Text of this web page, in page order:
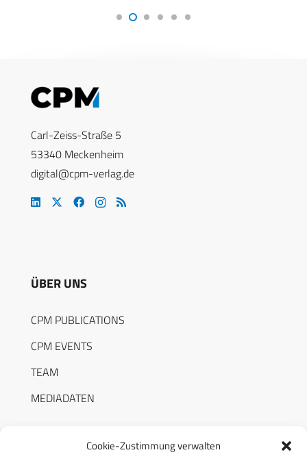
Cookie-Zustimmung verwalten
Carl-Zeiss-Straße 5
53340 Meckenheim
digital@cpm-verlag.de
ÜBER UNS
CPM PUBLICATIONS
CPM EVENTS
TEAM
MEDIADATEN